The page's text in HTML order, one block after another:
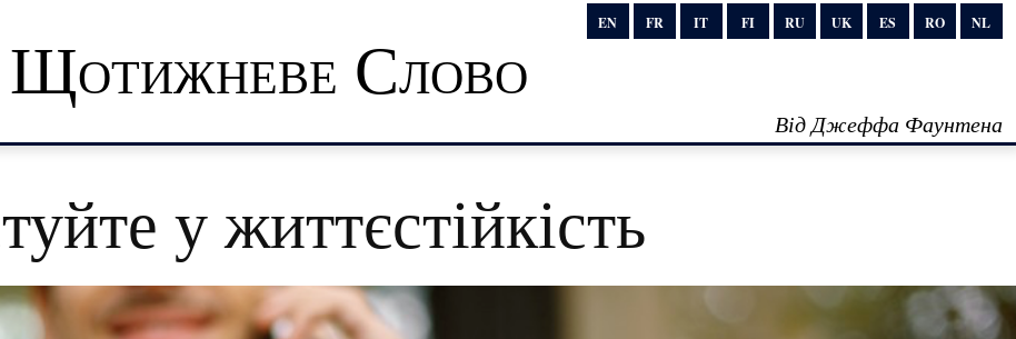
EN FR IT FI RU UK ES RO NL
Щотижневе Слово
Від Джеффа Фаунтена
у життєстійкість